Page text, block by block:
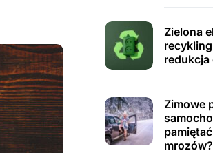
Zielona
redukcja
Zimowe
mrozów?